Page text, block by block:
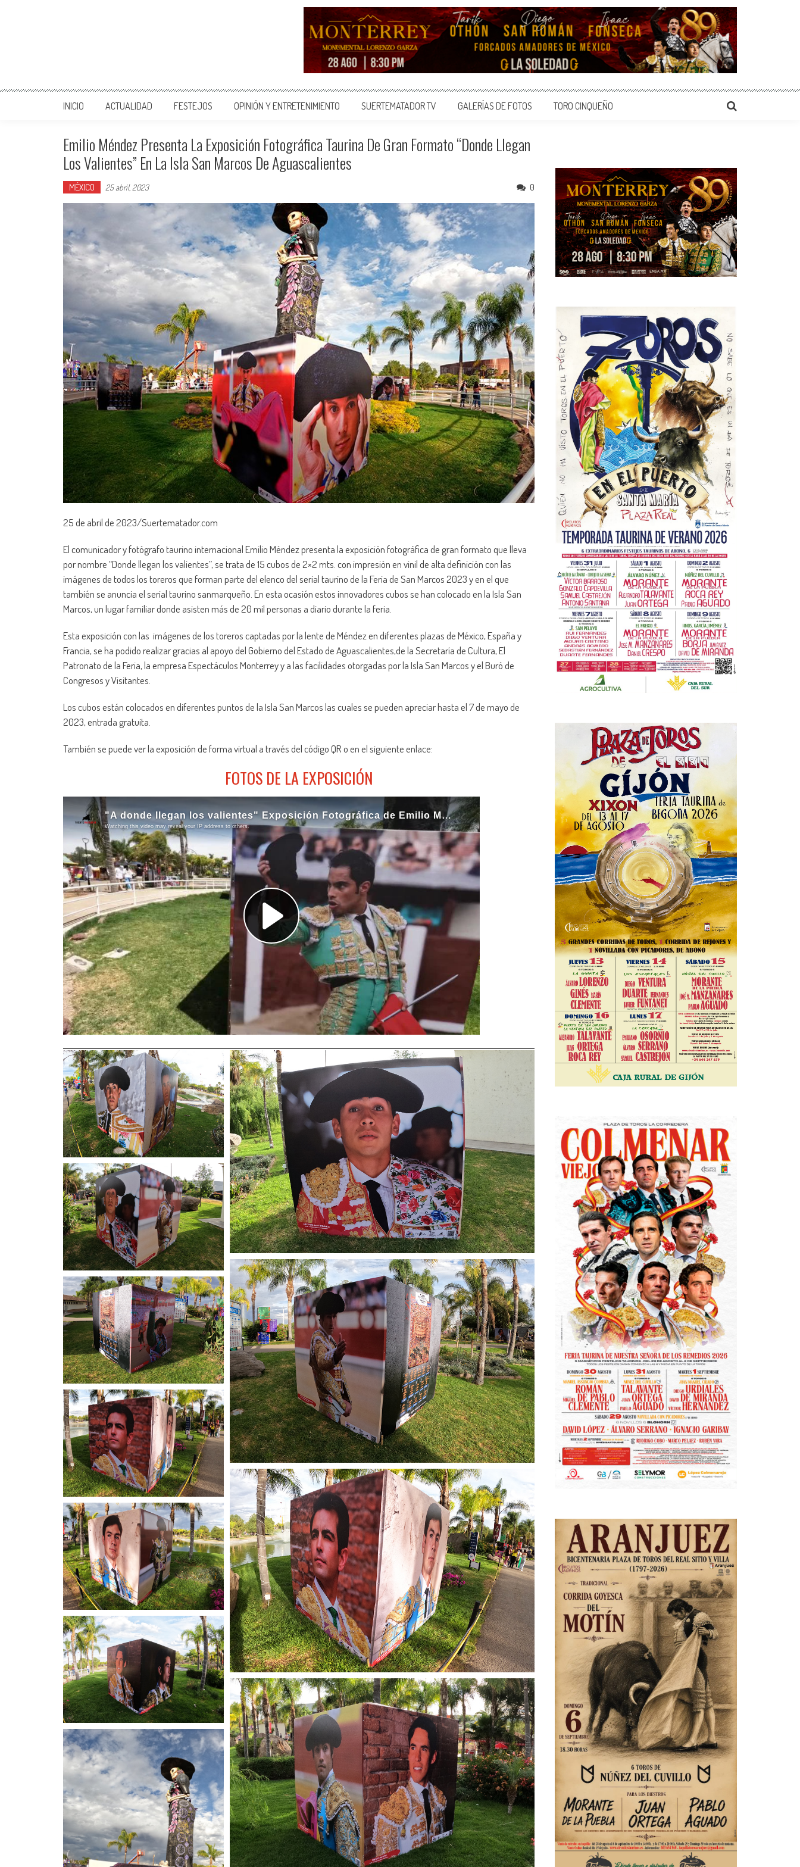
INICIO ACTUALIDAD FESTEJOS OPINIÓN Y ENTRETENIMIENTO SUERTEMATADOR TV GALERÍAS DE FOTOS TORO CINQUEÑO
Emilio Méndez Presenta La Exposición Fotográfica Taurina De Gran Formato “Donde Llegan
Los Valientes” En La Isla San Marcos De Aguascalientes
MÉXICO 25 abril, 2023 0
25 de abril de 2023/Suertematador.com
El comunicador y fotógrafo taurino internacional Emilio Méndez presenta la exposición fotográfica de gran formato que lleva
por nombre “Donde llegan los valientes”, se trata de 15 cubos de 2×2 mts. con impresión en vinil de alta definición con las
imágenes de todos los toreros que forman parte del elenco del serial taurino de la Feria de San Marcos 2023 y en el que
también se anuncia el serial taurino sanmarqueño. En esta ocasión estos innovadores cubos se han colocado en la Isla San
Marcos, un lugar familiar donde asisten más de 20 mil personas a diario durante la feria.
Esta exposición con las imágenes de los toreros captadas por la lente de Méndez en diferentes plazas de México, España y
Francia, se ha podido realizar gracias al apoyo del Gobierno del Estado de Aguascalientes,de la Secretaría de Cultura, El
Patronato de la Feria, la empresa Espectáculos Monterrey y a las facilidades otorgadas por la Isla San Marcos y el Buró de
Congresos y Visitantes.
Los cubos están colocados en diferentes puntos de la Isla San Marcos las cuales se pueden apreciar hasta el 7 de mayo de
2023, entrada gratuita.
También se puede ver la exposición de forma virtual a través del código QR o en el siguiente enlace:
FOTOS DE LA EXPOSICIÓN